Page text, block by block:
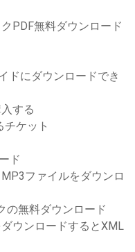
PDF無料ダウンロード
ドにダウンロードでき
する
チケット
ド
ファイルをダウンロ
の無料ダウンロード
ウンロードするとXML